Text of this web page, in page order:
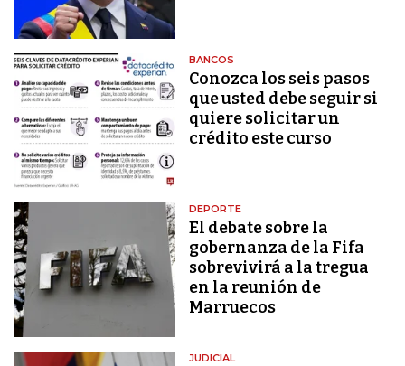
BANCOS
Conozca los seis pasos
que usted debe seguir si
quiere solicitar un
crédito este curso
DEPORTE
El debate sobre la
gobernanza de la Fifa
sobrevivirá a la tregua
en la reunión de
Marruecos
JUDICIAL